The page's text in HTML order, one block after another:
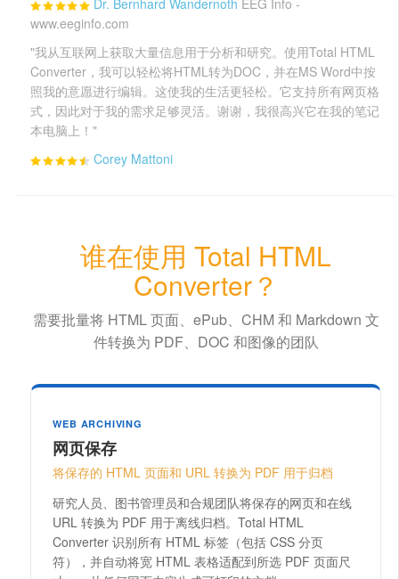
Dr. Bernhard Wandernoth EEG Info -
www.eeginfo.com
"我从互联网上获取大量信息用于分析和研究。使用Total HTML
Converter，我可以轻松将HTML转为DOC，并在MS Word中按
照我的意愿进行编辑。这使我的生活更轻松。它支持所有网页格
式，因此对于我的需求足够灵活。谢谢，我很高兴它在我的笔记
本电脑上！"
Corey Mattoni
谁在使用 Total HTML
Converter？
需要批量将 HTML 页面、ePub、CHM 和 Markdown 文
件转换为 PDF、DOC 和图像的团队
WEB ARCHIVING
网页保存
将保存的 HTML 页面和 URL 转换为 PDF 用于归档
研究人员、图书管理员和合规团队将保存的网页和在线
URL 转换为 PDF 用于离线归档。Total HTML
Converter 识别所有 HTML 标签（包括 CSS 分页
符），并自动将宽 HTML 表格适配到所选 PDF 页面尺